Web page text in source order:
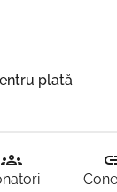
plată
groups